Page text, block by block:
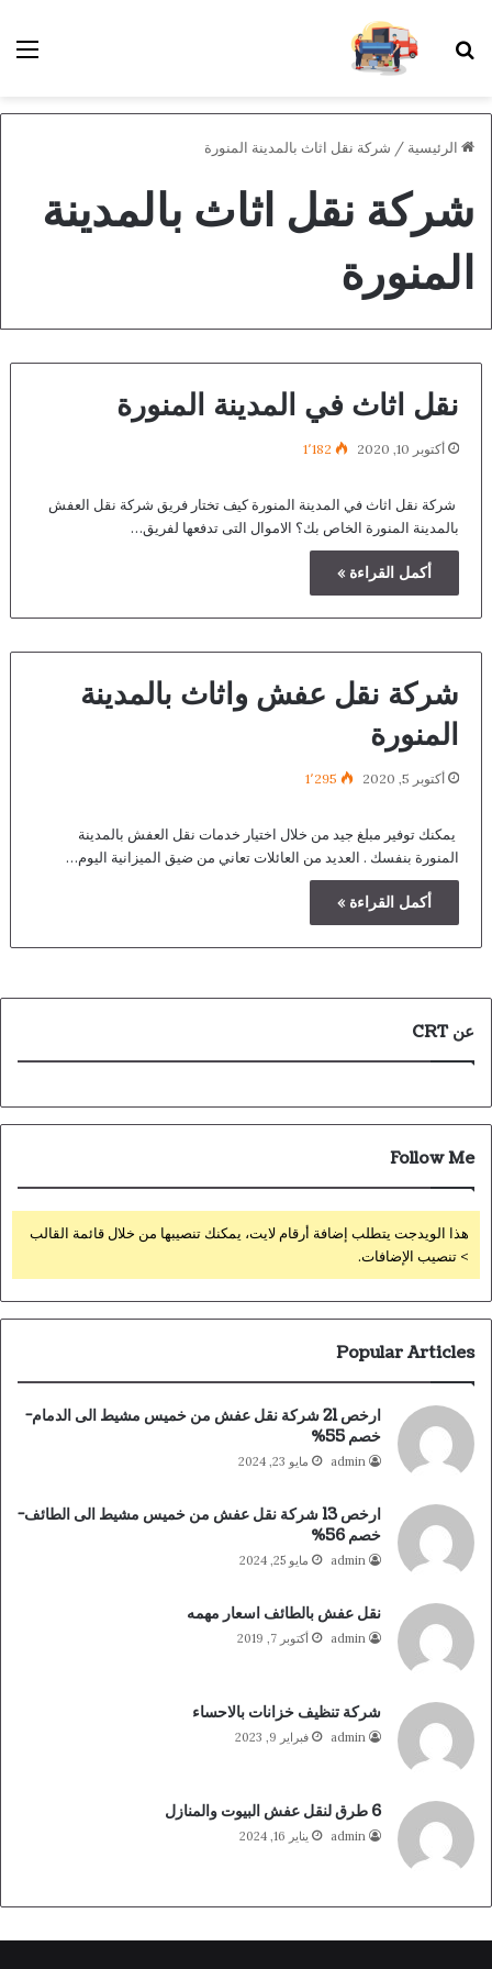
بحث عن
الرئيسية / شركة نقل اثاث بالمدينة المنورة
شركة نقل اثاث بالمدينة
المنورة
نقل اثاث في المدينة المنورة
أكتوبر 10, 2020 1٬182
شركة نقل اثاث في المدينة المنورة كيف تختار فريق شركة نقل العفش
بالمدينة المنورة الخاص بك؟ الاموال التى تدفعها لفريق…
أكمل القراءة »
شركة نقل عفش واثاث بالمدينة
المنورة
أكتوبر 5, 2020 1٬295
يمكنك توفير مبلغ جيد من خلال اختيار خدمات نقل العفش بالمدينة
المنورة بنفسك . العديد من العائلات تعاني من ضيق الميزانية اليوم…
أكمل القراءة »
عن CRT
Follow Me
هذا الويدجت يتطلب إضافة أرقام لايت، يمكنك تنصيبها من خلال قائمة القالب
> تنصيب الإضافات.
Popular Articles
ارخص 21 شركة نقل عفش من خميس مشيط الى الدمام-
خصم 55%
admin مايو 23, 2024
ارخص 13 شركة نقل عفش من خميس مشيط الى الطائف-
خصم 56%
admin مايو 25, 2024
نقل عفش بالطائف اسعار مهمه
admin أكتوبر 7, 2019
شركة تنظيف خزانات بالاحساء
admin فبراير 9, 2023
6 طرق لنقل عفش البيوت والمنازل
admin يناير 16, 2024